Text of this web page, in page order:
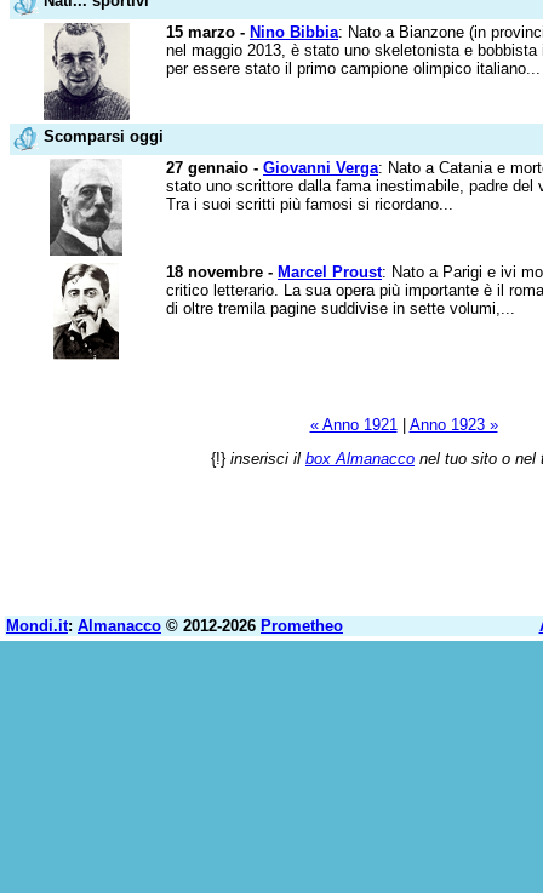
15 marzo - Nino Bibbia: Nato a Bianzone (in
nel maggio 2013, è stato uno skeletonista e
per essere stato il primo campione olimpico italiano...
Scomparsi oggi
27 gennaio - Giovanni Verga: Nato a Catania e
stato uno scrittore dalla fama inestimabile, padre del
Tra i suoi scritti più famosi si ricordano...
18 novembre - Marcel Proust: Nato a Parigi e ivi
critico letterario. La sua opera più importante è il
di oltre tremila pagine suddivise in sette volumi,...
« Anno 1921| Anno 1923 »
{!} inserisci il box Almanacco nel tuo sito o nel
Mondi.it: Almanacco © 2012-2026 Prometheo